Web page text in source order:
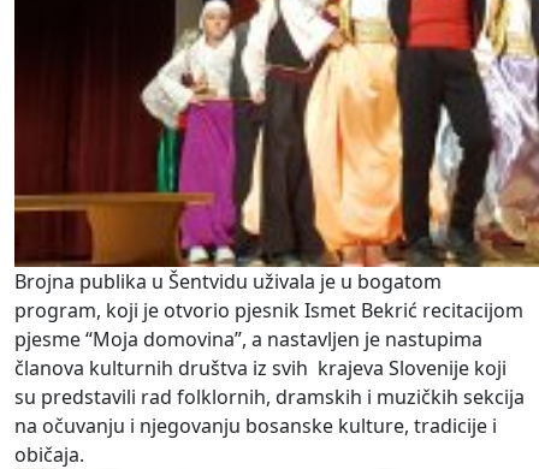
Brojna publika u Šentvidu uživala je u bogatom
program, koji je otvorio pjesnik Ismet Bekrić recitacijom
pjesme “Moja domovina”, a nastavljen je nastupima
članova kulturnih društva iz svih krajeva Slovenije koji
su predstavili rad folklornih, dramskih i muzičkih sekcija
na očuvanju i njegovanju bosanske kulture, tradicije i
običaja.